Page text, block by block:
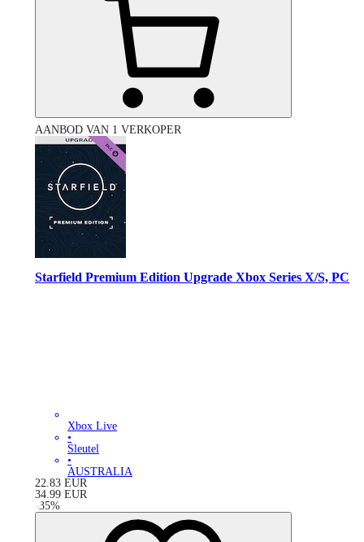
AANBOD VAN 1 VERKOPER
Starfield Premium Edition Upgrade Xbox Series X/S, PC
Xbox Live
•
Sleutel
•
AUSTRALIA
22.83 EUR
34.99 EUR
-35%